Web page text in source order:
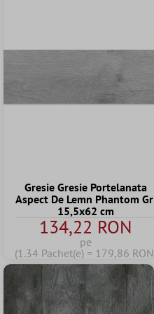
Gresie Gresie Portelanata
Aspect De Lemn Phantom Gri
15,5x62 cm
134,22 RON
pe
(1.34 Pachet(e) = 179,86 RON)